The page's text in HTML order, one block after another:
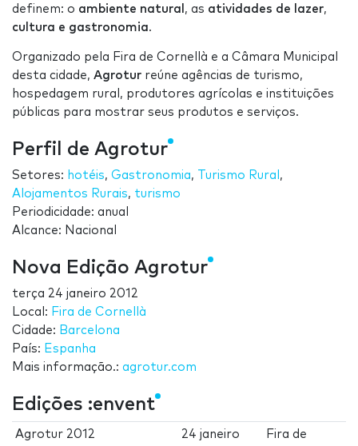
definem: o ambiente natural , as atividades de lazer,
cultura e gastronomia.
Organizado pela Fira de Cornellà e a Câmara Municipal
desta cidade, Agrotur reúne agências de turismo,
hospedagem rural, produtores agrícolas e instituições
públicas para mostrar seus produtos e serviços.
Perfil de Agrotur
Setores: hotéis, Gastronomia, Turismo Rural ,
Alojamentos Rurais, turismo
Periodicidade: anual
Alcance: Nacional
Nova Edição Agrotur
terça 24 janeiro 2012
Local: Fira de Cornellà
Cidade: Barcelona
País: Espanha
Mais informação.: agrotur.com
Edições :envent
Agrotur 2012
24 janeiro
Fira de